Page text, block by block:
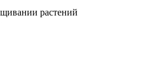
растений